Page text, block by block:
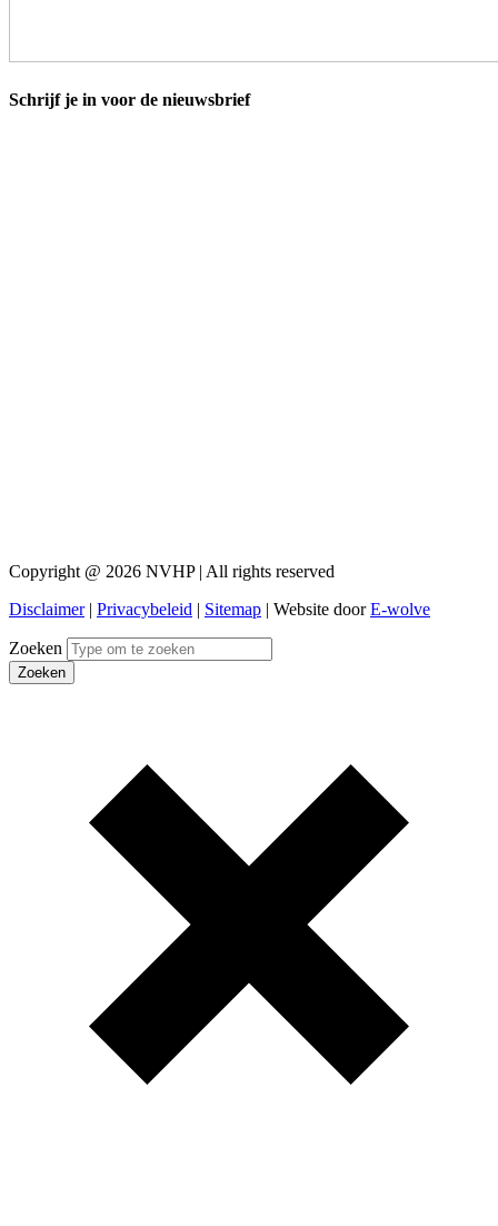
Schrijf je in voor de nieuwsbrief
Copyright @ 2026 NVHP | All rights reserved
Disclaimer| Privacybeleid | Sitemap | Website doorE-wolve
Zoeken
Zoeken